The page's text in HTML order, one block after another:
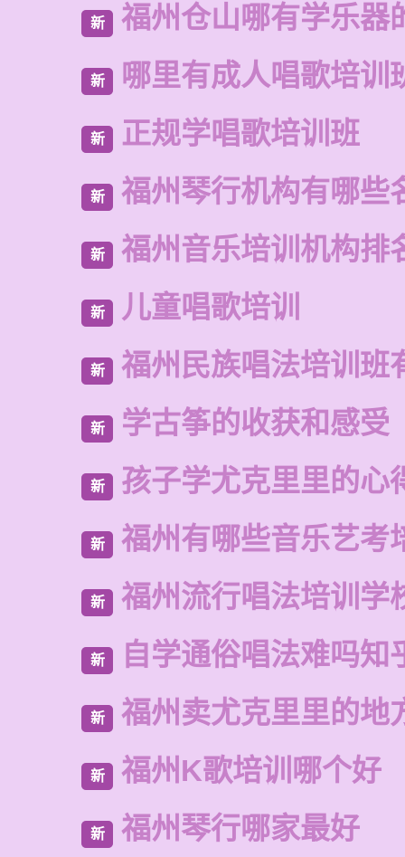
新 福州仓山哪有学乐器
新 哪里有成人唱歌培训
新 正规学唱歌培训班
新 福州琴行机构有哪些
新 福州音乐培训机构排
新 儿童唱歌培训
新 福州民族唱法培训班
新 学古筝的收获和感受
新 孩子学尤克里里的心
新 福州有哪些音乐艺考
新 福州流行唱法培训学
新 自学通俗唱法难吗知
新 福州卖尤克里里的地
新 福州K歌培训哪个好
新 福州琴行哪家最好